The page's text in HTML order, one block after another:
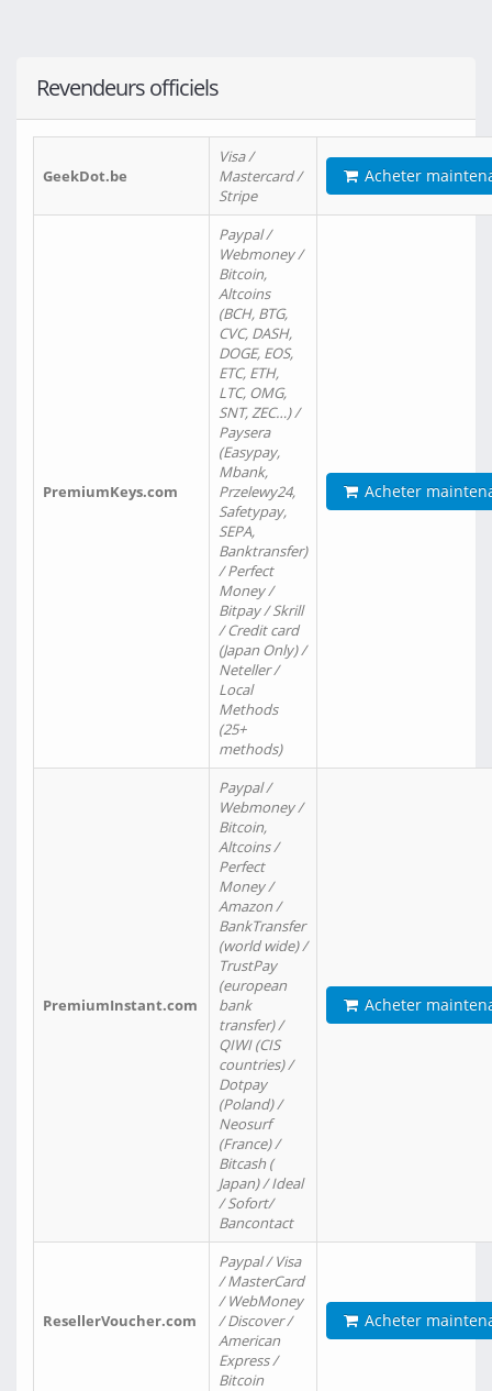
Revendeurs officiels
GeekDot.be
Visa /
Mastercard /
Stripe
Acheter
PremiumKeys.com
Paypal /
Webmoney /
Bitcoin,
Altcoins
(BCH, BTG,
CVC, DASH,
DOGE, EOS,
ETC, ETH,
LTC, OMG,
SNT, ZEC…) /
Paysera
(Easypay,
Mbank,
Przelewy24,
Safetypay,
SEPA,
Banktransfer)
/ Perfect
Money /
Bitpay / Skrill
/ Credit card
(Japan Only) /
Neteller /
Local
Methods
(25+
methods)
Acheter
PremiumInstant.com
Paypal /
Webmoney /
Bitcoin,
Altcoins /
Perfect
Money /
Amazon /
BankTransfer
(world wide) /
TrustPay
(european
bank
transfer) /
QIWI (CIS
countries) /
Dotpay
(Poland) /
Neosurf
(France) /
Bitcash (
Japan) / Ideal
/ Sofort/
Bancontact
Acheter
ResellerVoucher.com
Paypal / Visa
/ MasterCard
/ WebMoney
/ Discover /
American
Express /
Bitcoin
Acheter